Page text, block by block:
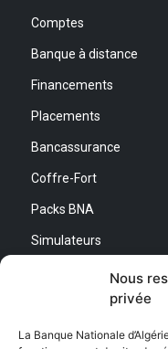
Nous
privée
La Banque Nationale
Comptes
Banque à distance
Financements
Placements
Bancassurance
Coffre-Fort
Packs BNA
Simulateurs
Nous contacter
Direction Générale :